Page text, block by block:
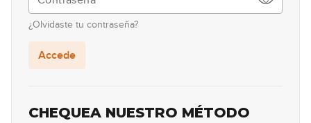
14
amplificadores
¿Olvidaste tu contraseña?
Accede
CHEQUEA NUESTRO MÉTODO